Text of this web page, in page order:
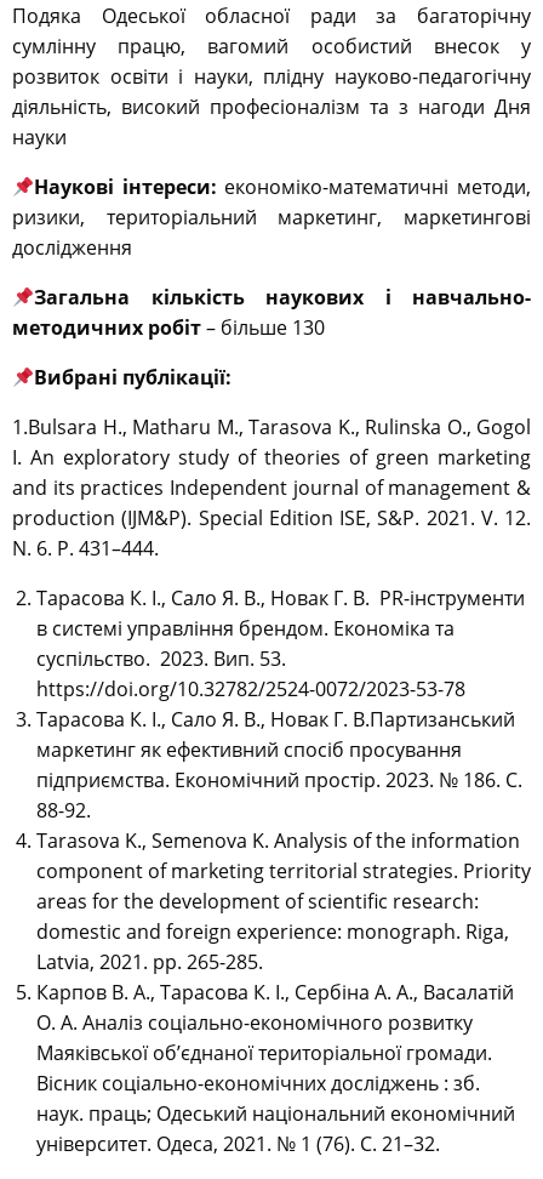
Подяка Одеської обласної ради за багаторічну
сумлінну працю, вагомий особистий внесок у
розвиток освіти і науки, плідну науково-педагогічну
діяльність, високий професіоналізм та з нагоди Дня
науки
Наукові інтереси: економіко-математичні методи,
ризики, територіальний маркетинг, маркетингові
дослідження
Загальна кількість наукових і навчально-
методичних робіт– більше 130
Вибрані публікації:
1.Bulsara H., Matharu M., Tarasova K., Rulinska O., Gogol
I. An exploratory study of theories of green marketing
and its practices Independent journal of management &
production (IJM&P). Special Edition ISE, S&P. 2021. V. 12.
N. 6. P. 431–444.
Тарасова К. І., Сало Я. В., Новак Г. В. PR-інструменти
в системі управління брендом. Економіка та
суспільство. 2023. Вип. 53.
https://doi.org/10.32782/2524-0072/2023-53-78
Тарасова К. І., Сало Я. В., Новак Г. В.Партизанський
маркетинг як ефективний спосіб просування
підприємства. Економічний простір. 2023. № 186. С.
88-92.
Tarasova K., Semenova K. Analysis of the information
component of marketing territorial strategies. Priority
areas for the development of scientific research:
domestic and foreign experience: monograph. Riga,
Latvia, 2021. pp. 265-285.
Карпов В. А., Тарасова К. І., Сербіна А. А., Васалатій
О. А. Аналіз соціально-економічного розвитку
Маяківської об’єднаної територіальної громади.
Вісник соціально-економічних досліджень : зб.
наук. праць; Одеський національний економічний
університет. Одеса, 2021. № 1 (76). С. 21–32.